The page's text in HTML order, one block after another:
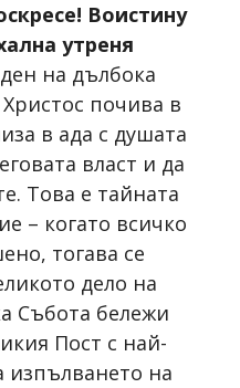
Воистину
утреня
на дълбока
почива в
в ада с душата
власт и да
Това е тайната
– когато всичко
тогава се
дело на
Събота бележи
Пост с най-
изпълването на